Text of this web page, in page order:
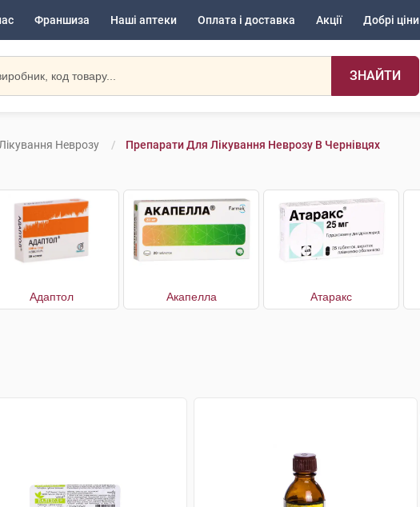
Франшиза Наші аптеки Оплата і доставка Акції Добрі ціни
ЗНАЙТИ
Неврозу Препарати Для Лікування Неврозу В Чернівцях
Адаптол Акапелла Атаракс